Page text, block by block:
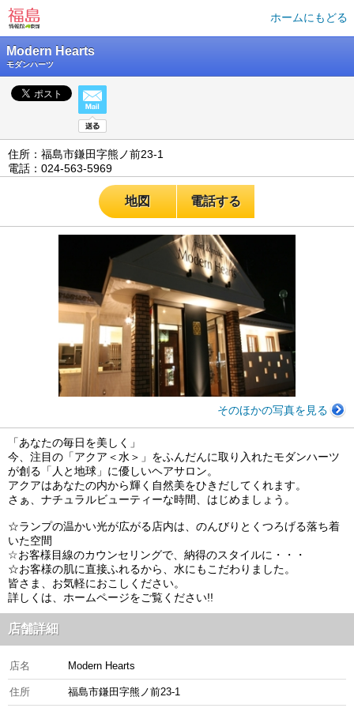
ホームにもどる
Modern Hearts
モダンハーツ
住所：福島市鎌田字熊ノ前23-1
電話：024-563-5969
地図 電話する
そのほかの写真を見る
「あなたの毎日を美しく」
今、注目の「アクア＜水＞」をふんだんに取り入れたモダンハーツ
が創る「人と地球」に優しいヘアサロン。
アクアはあなたの内から輝く自然美をひきだしてくれます。
さぁ、ナチュラルビューティーな時間、はじめましょう。
☆ランプの温かい光が広がる店内は、のんびりとくつろげる落ち着
いた空間
☆お客様目線のカウンセリングで、納得のスタイルに・・・
☆お客様の肌に直接ふれるから、水にもこだわりました。
皆さま、お気軽におこしください。
詳しくは、ホームページをご覧ください!!
店舗詳細
店名 Modern Hearts
住所 福島市鎌田字熊ノ前23-1